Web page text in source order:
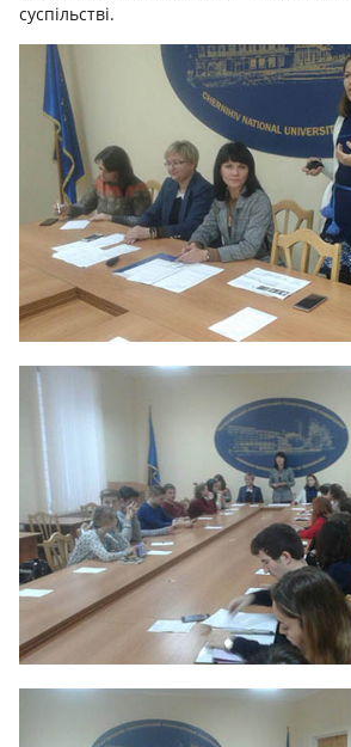
суспільстві.